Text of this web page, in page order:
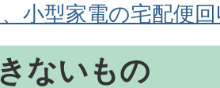
小型家電の宅配便
ないもの